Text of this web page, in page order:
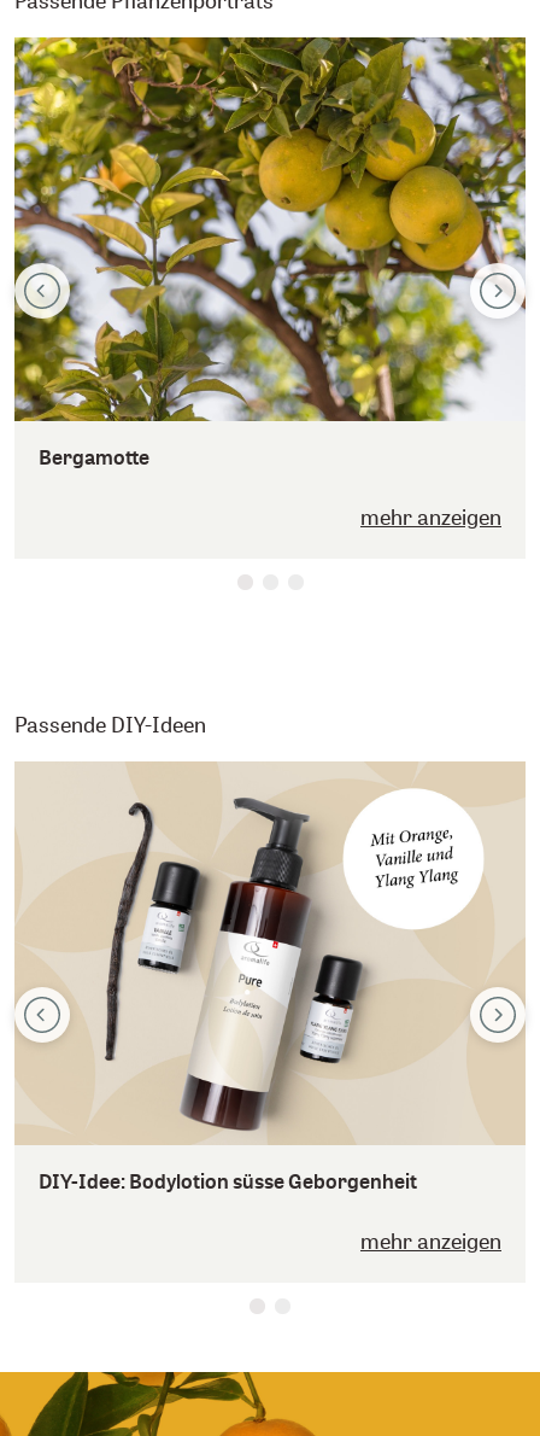
Bergamotte
mehr anzeigen
Passende DIY-Ideen
DIY-Idee: Bodylotion süsse Geborgenheit
mehr anzeigen